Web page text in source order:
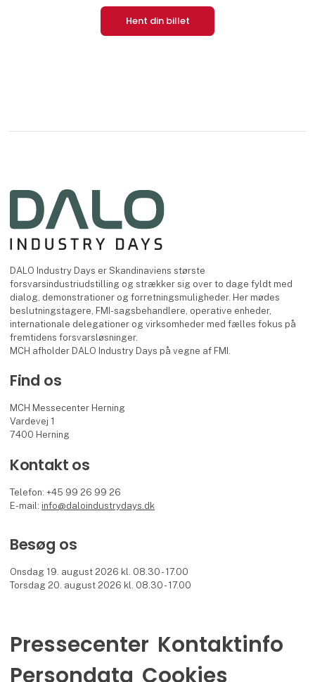
Hent din billet
DALO Industry Days er Skandinaviens største
forsvarsindustriudstilling og strækker sig over to dage fyldt med
dialog, demonstrationer og forretningsmuligheder. Her mødes
beslutningstagere, FMI-sagsbehandlere, operative enheder,
internationale delegationer og virksomheder med fælles fokus på
fremtidens forsvarsløsninger.
MCH afholder DALO Industry Days på vegne af FMI.
Find os
MCH Messecenter Herning
Vardevej 1
7400 Herning
Kontakt os
Telefon: +45 99 26 99 26
E-mail: info@daloindustrydays.dk
Besøg os
Onsdag 19. august 2026 kl. 08.30 - 17.00
Torsdag 20. august 2026 kl. 08.30 - 17.00
Pressecenter Kontaktinfo
Persondata Cookies